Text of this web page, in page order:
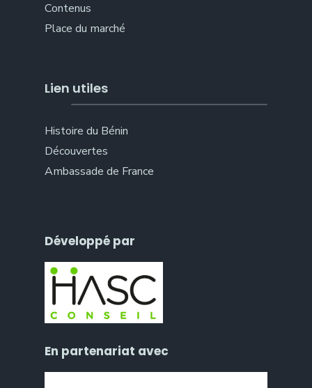
Contenus
Place du marché
Lien utiles
Histoire du Bénin
Découvertes
Ambassade de France
Développé par
En partenariat avec